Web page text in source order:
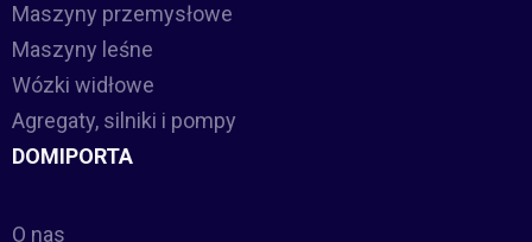
Maszyny przemysłowe
Maszyny leśne
Wózki widłowe
Agregaty, silniki i pompy
DOMIPORTA
O nas